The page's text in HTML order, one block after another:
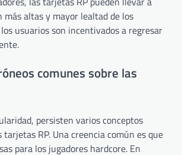
más altas y mayor lealtad de los
usuarios son incentivados a regresar
comunes sobre las
persisten varios conceptos
RP. Una creencia común es que
para los jugadores hardcore. En